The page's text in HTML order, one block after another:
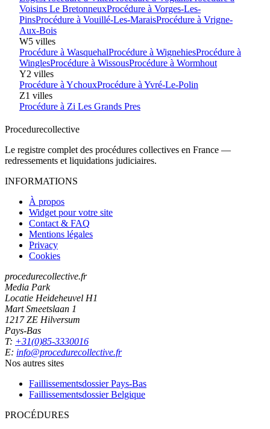
Voisins Le BretonneuxProcédure à Vorges-Les-
PinsProcédure à Vouillé-Les-MaraisProcédure à Vrigne-
Aux-Bois
W5 villes
Procédure à WasquehalProcédure à WignehiesProcédure à
WinglesProcédure à WissousProcédure à Wormhout
Y2 villes
Procédure à YchouxProcédure à Yvré-Le-Polin
Z1 villes
Procédure à Zi Les Grands Pres
Procedurecollective
Le registre complet des procédures collectives en France —
redressements et liquidations judiciaires.
INFORMATIONS
À propos
Widget pour votre site
Contact & FAQ
Mentions légales
Privacy
Cookies
procedurecollective.fr
Media Park
Locatie Heideheuvel H1
Mart Smeetslaan 1
1217 ZE Hilversum
Pays-Bas
T: +31(0)85-3330016
E: info@procedurecollective.fr
Nos autres sites
Faillissementsdossier Pays-Bas
Faillissementsdossier Belgique
PROCÉDURES